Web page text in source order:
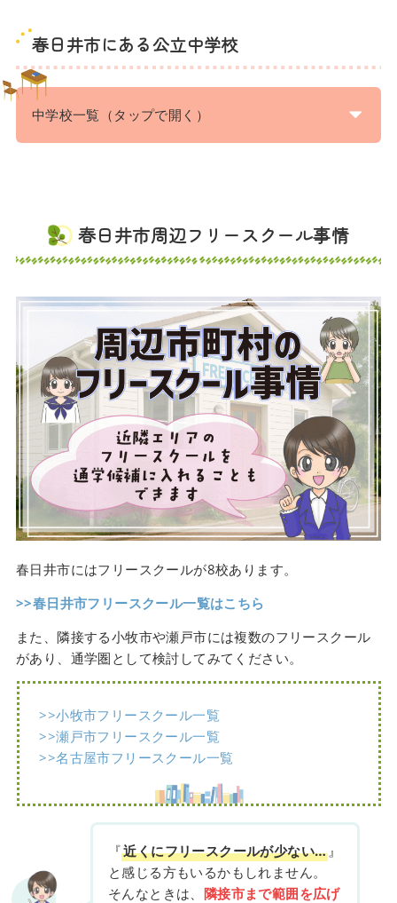
春日井市にある公立中学校
中学校一覧（タップで開く）
春日井市周辺フリースクール事情
春日井市にはフリースクールが8校あります。
>>春日井市フリースクール一覧はこちら
また、隣接する小牧市や瀬戸市には複数のフリースクール
があり、通学圏として検討してみてください。
>>小牧市フリースクール一覧
>>瀬戸市フリースクール一覧
>>名古屋市フリースクール一覧
『近くにフリースクールが少ない… 』
と感じる方もいるかもしれません。
そんなときは、 隣接市まで範囲を広げ